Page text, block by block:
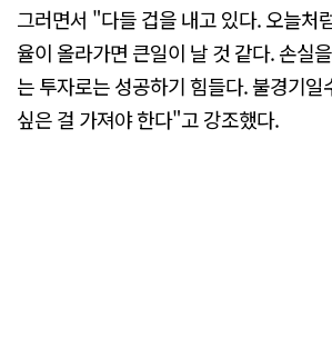
그러면서 "다들 겁을 내고 있다. 오늘처
율이 올라가면 큰일이 날 것 같다. 손실
는 투자로는 성공하기 힘들다. 불경기
싶은 걸 가져야 한다"고 강조했다.